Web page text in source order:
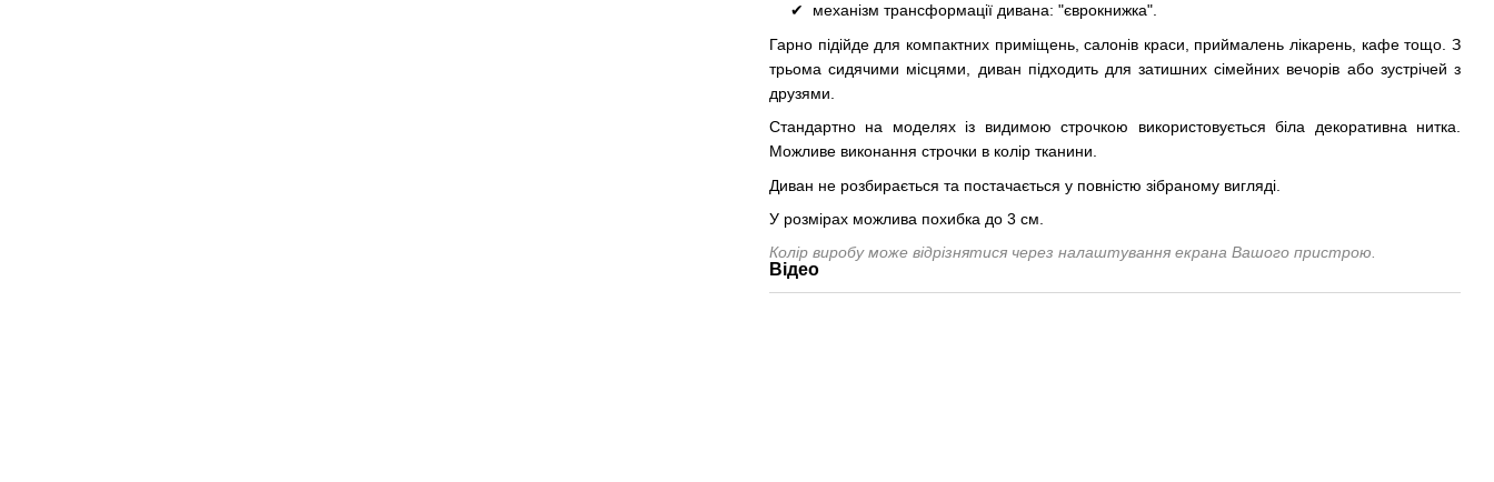
механізм трансформації дивана: "єврокнижка".
Гарно підійде для компактних приміщень, салонів краси, приймалень лікарень, кафе тощо. З
трьома сидячими місцями, диван підходить для затишних сімейних вечорів або зустрічей з
друзями.
Стандартно на моделях із видимою строчкою використовується біла декоративна нитка.
Можливе виконання строчки в колір тканини.
Диван не розбирається та постачається у повністю зібраному вигляді.
У розмірах можлива похибка до 3 см.
Колір виробу може відрізнятися через налаштування екрана Вашого пристрою.
Відео